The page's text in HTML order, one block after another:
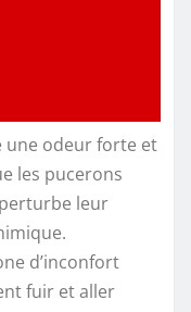
une odeur forte et
les pucerons
leur
d’inconfort
fuir et aller